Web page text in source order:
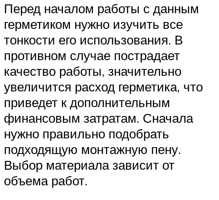
Перед началом работы с данным
герметиком нужно изучить все
тонкости его использования. В
противном случае пострадает
качество работы, значительно
увеличится расход герметика, что
приведет к дополнительным
финансовым затратам. Сначала
нужно правильно подобрать
подходящую монтажную пену.
Выбор материала зависит от
объема работ.